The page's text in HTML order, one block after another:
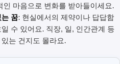
인 마음으로 변화를 받아들이세요.
꿈: 현실에서의 제약이나 답답함
수 있어요. 직장, 일, 인간관계 등
는 건지도 몰라요.